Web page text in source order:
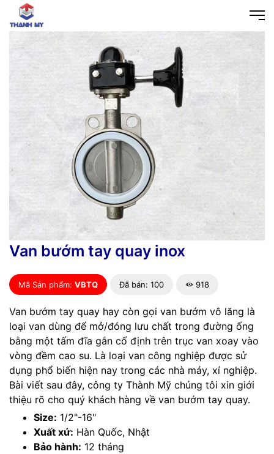
Van bướm tay quay inox
Mã Sản phẩm: VBTQ Đã bán: 100 918
Van bướm tay quay hay còn gọi van bướm vô lăng là
loại van dùng để mở/đóng lưu chất trong đường ống
bằng một tấm đĩa gắn cố định trên trục van xoay vào
vòng đềm cao su. Là loại van công nghiệp được sử
dụng phổ biến hiện nay trong các nhà máy, xí nghiệp.
Bài viết sau đây, công ty Thành Mỹ chúng tôi xin giới
thiệu rõ cho quý khách hàng về van bướm tay quay.
Size: 1/2"-16"
Xuất xứ: Hàn Quốc, Nhật
Bảo hành: 12 tháng